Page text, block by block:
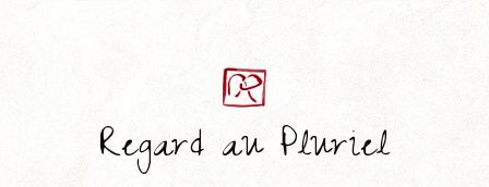
Regard au Pluriel